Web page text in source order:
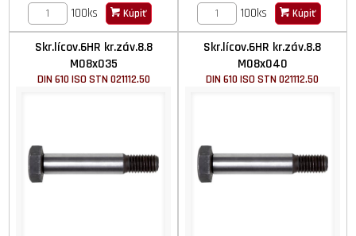
100ks
Kúpiť
100ks
Kúpiť
Skr.lícov.6HR kr.záv.8.8
M08x035
DIN 610 ISO STN 021112.50
Skr.lícov.6HR kr.záv.8.8
M08x040
DIN 610 ISO STN 021112.50